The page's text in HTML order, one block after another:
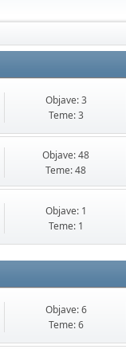
Objave: 3
Teme: 3
Objave: 48
Teme: 48
Objave: 1
Teme: 1
Objave: 6
Teme: 6